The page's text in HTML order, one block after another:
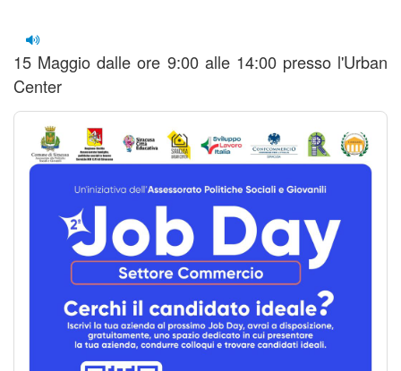
15 Maggio dalle ore 9:00 alle 14:00 presso l'Urban
Center